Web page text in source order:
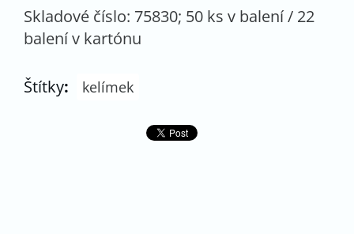
Skladové číslo: 75830; 50 ks v balení / 22
balení v kartónu
Štítky: kelímek